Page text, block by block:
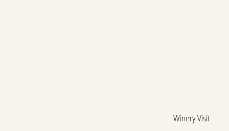
Winery Visit